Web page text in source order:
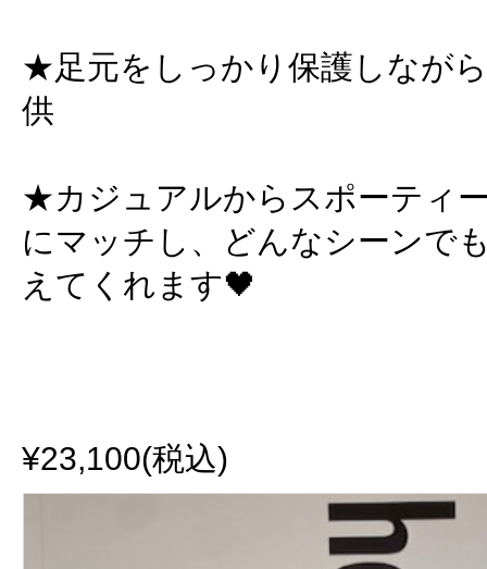
★足元をしっかり保護しなが
供
★カジュアルからスポーティ
にマッチし、どんなシーンで
えてくれます🖤
¥23,100(税込)